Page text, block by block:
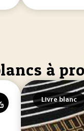
à
Livre blanc